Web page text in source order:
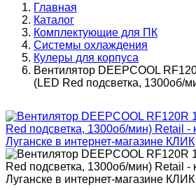
Главная
Каталог
Комплектующие для ПК
Системы охлаждения
Кулеры для корпуса
Вентилятор DEEPCOOL
(LED Red подсветка, 1300об/